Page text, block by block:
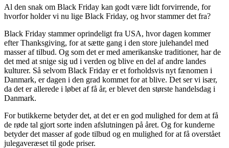
Al den snak om Black Friday kan godt være lidt forvirrende, for
hvorfor holder vi nu lige Black Friday, og hvor stammer det fra?
Black Friday stammer oprindeligt fra USA, hvor dagen kommer
efter Thanksgiving, for at sætte gang i den store julehandel med
masser af tilbud. Og som det er med amerikanske traditioner, har de
det med at snige sig ud i verden og blive en del af andre landes
kulturer. Så selvom Black Friday er et forholdsvis nyt fænomen i
Danmark, er dagen i den grad kommet for at blive. Det ser vi især,
da det er allerede i løbet af få år, er blevet den største handelsdag i
Danmark.
For butikkerne betyder det, at det er en god mulighed for dem at få
de røde tal gjort sorte inden afslutningen på året. Og for kunderne
betyder det masser af gode tilbud og en mulighed for at få overstået
julegaveræset til gode priser.